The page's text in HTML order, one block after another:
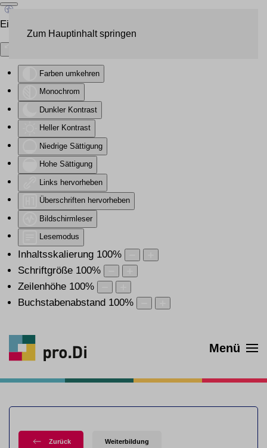
Eingabehilfen öffnen
Farben umkehren
Monochrom
Dunkler Kontrast
Heller Kontrast
Niedrige Sättigung
Hohe Sättigung
Links hervorheben
Überschriften hervorheben
Bildschirmleser
Lesemodus
Inhaltsskalierung 100%
Schriftgröße 100%
Zeilenhöhe 100%
Buchstabenabstand 100%
Zum Hauptinhalt springen
Menü
Zurück Weiterbildung